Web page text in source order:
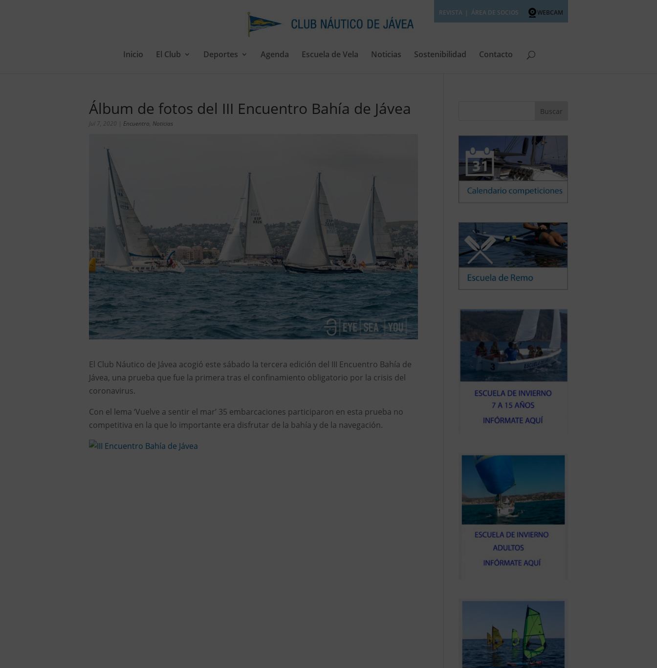
REVISTA ÁREA DE SOCIOS WEBCAM
Inicio El Club Deportes Agenda Escuela de Vela Noticias Sostenibilidad Contacto
Álbum de fotos del III Encuentro Bahía de Jávea
Jul 7, 2020 | Encuentro Noticias
El Club Náutico de Jávea acogió este sábado la tercera edición del III Encuentro Bahía de
Jávea, una prueba que fue la primera tras el confinamiento obligatorio por la crisis del
coronavirus.
Con el lema ‘Vuelve a sentir el mar’ 35 embarcaciones participaron en esta prueba no
competitiva en la que lo importante era disfrutar de la bahía y de la navegación.